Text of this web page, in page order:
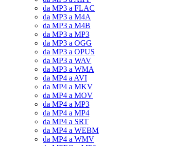
da MP3 a FLAC
da MP3 a M4A
da MP3 a M4B
da MP3 a MP3
da MP3 a OGG
da MP3 a OPUS
da MP3 a WAV
da MP3 a WMA
da MP4 a AVI
da MP4 a MKV
da MP4 a MOV
da MP4 a MP3
da MP4 a MP4
da MP4 a SRT
da MP4 a WEBM
da MP4 a WMV